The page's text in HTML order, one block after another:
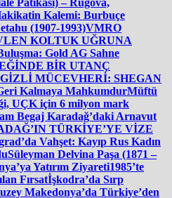
Patikası) – Rugova,
Kalemi: Burbuçe
(1907-1993)VMRO
KOLTUK UĞRUNA
Gold AG Sahne
BİR UTANÇ
MÜCEVHERİ: SHEGAN
Kalmaya MahkumdurMüftü
UÇK için 6 milyon mark
Begaj Karadağ’daki Arnavut
TÜRKİYE’YE VİZE
Vahşet: Kayıp Rus Kadın
Süleyman Delvina Paşa (1871 –
Yatırım Ziyareti1985’te
Fırsatİşkodra’da Sırp
Makedonya’da Türkiye’den